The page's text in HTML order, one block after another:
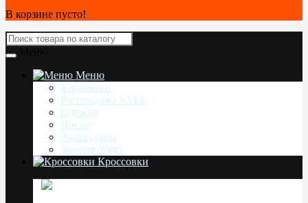
В корзине пусто!
Меню
Кроссовки
Распродажа SALE
Одежда
Носки
Аксессуары
Зимняя обувь
Кроссовки